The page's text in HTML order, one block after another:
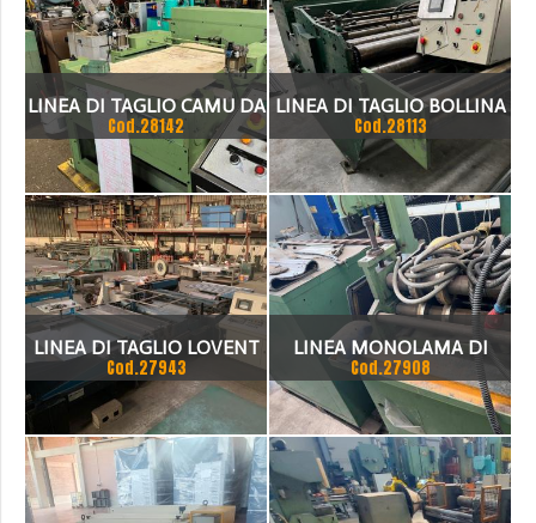
LINEA DI TAGLIO CAMU DA
1000X1.5 CESOIA MECA
FRIZIONE PNEUMATICA
OMPI,
Cod.28142
LINEA DI TAGLIO BOLLINA
1500MM X 1.5MM
Cod.28113
LINEA DI TAGLIO LOVENT
PER CANALI 2000 X 2MM
Cod.27943
LINEA MONOLAMA DI
TAGLIO
Cod.27908